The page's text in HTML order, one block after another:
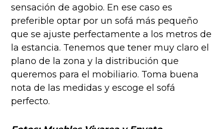
sensación de agobio. En ese caso es
preferible optar por un sofá más pequeño
que se ajuste perfectamente a los metros de
la estancia. Tenemos que tener muy claro el
plano de la zona y la distribución que
queremos para el mobiliario. Toma buena
nota de las medidas y escoge el sofá
perfecto.